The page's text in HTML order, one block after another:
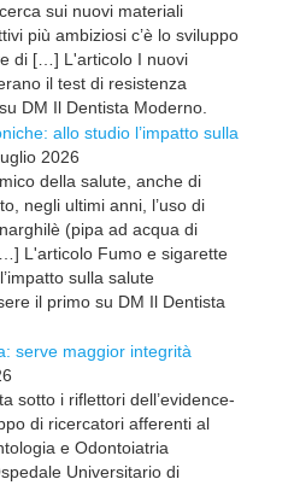
sui nuovi materiali
più ambiziosi c’è lo sviluppo
di […] L'articolo I nuovi
il test di resistenza
DM Il Dentista Moderno.
allo studio l’impatto sulla
2026
della salute, anche di
negli ultimi anni, l’uso di
(pipa ad acqua di
L'articolo Fumo e sigarette
sulla salute
il primo su DM Il Dentista
serve maggior integrità
sotto i riflettori dell’evidence-
di ricercatori afferenti al
e Odontoiatria
Universitario di